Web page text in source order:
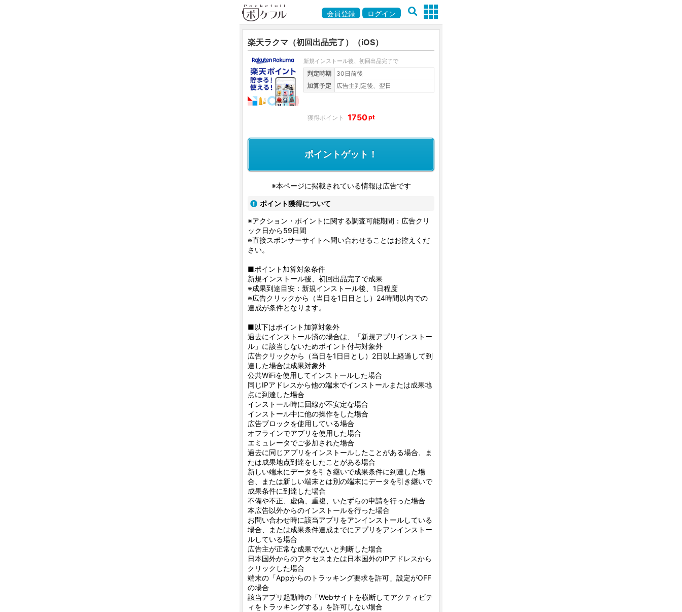
会員登録 ログイン
楽天ラクマ（初回出品完了）（iOS）
新規インストール後、初回出品完了で
判定時期
30日前後
加算予定
広告主判定後、翌日
1750pt
ポイントゲット！
※本ページに掲載されている情報は広告です
ポイント獲得について
※アクション・ポイントに関する調査可能期間：広告クリ
ック日から59日間
※直接スポンサーサイトへ問い合わせることはお控えくだ
さい。
■ポイント加算対象条件
新規インストール後、初回出品完了で成果
※成果到達目安：新規インストール後、1日程度
※広告クリックから（当日を1日目とし）24時間以内での
達成が条件となります。
■以下はポイント加算対象外
過去にインストール済の場合は、「新規アプリインストー
ル」に該当しないためポイント付与対象外
広告クリックから（当日を1日目とし）2日以上経過して到
達した場合は成果対象外
公共WiFiを使用してインストールした場合
同じIPアドレスから他の端末でインストールまたは成果地
点に到達した場合
インストール時に回線が不安定な場合
インストール中に他の操作をした場合
広告ブロックを使用している場合
オフラインでアプリを使用した場合
エミュレータでご参加された場合
過去に同じアプリをインストールしたことがある場合、ま
たは成果地点到達をしたことがある場合
新しい端末にデータを引き継いで成果条件に到達した場
合、または新しい端末とは別の端末にデータを引き継いで
成果条件に到達した場合
不備や不正、虚偽、重複、いたずらの申請を行った場合
本広告以外からのインストールを行った場合
お問い合わせ時に該当アプリをアンインストールしている
場合、または成果条件達成までにアプリをアンインストー
ルしている場合
広告主が正常な成果でないと判断した場合
日本国外からのアクセスまたは日本国外のIPアドレスから
クリックした場合
端末の「Appからのトラッキング要求を許可」設定がOFF
の場合
該当アプリ起動時の「Webサイトを横断してアクティビテ
ィをトラッキングする」を許可しない場合